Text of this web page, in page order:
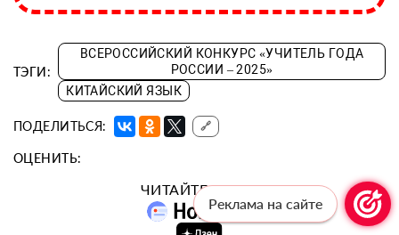
ТЭГИ:
ВСЕРОССИЙСКИЙ КОНКУРС «УЧИТЕЛЬ ГОДА
РОССИИ – 2025»
КИТАЙСКИЙ ЯЗЫК
ПОДЕЛИТЬСЯ: 🔗
ОЦЕНИТЬ:
ЧИТАЙТЕ «УГ» В:
Реклама на сайте